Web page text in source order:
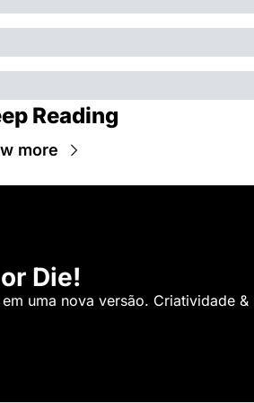
Reading
more
Die!
uma nova versão. Criatividade